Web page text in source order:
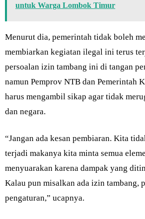
untuk Warga Lombok Timur
Menurut dia, pemerintah tidak boleh
membiarkan kegiatan ilegal ini terus
persoalan izin tambang ini di tangan
namun Pemprov NTB dan Pemerintah
harus mengambil sikap agar tidak
dan negara.
“Jangan ada kesan pembiaran. Kita
terjadi makanya kita minta semua
menyuarakan karena dampak yang
Kalau pun misalkan ada izin tambang,
pengaturan,” ucapnya.